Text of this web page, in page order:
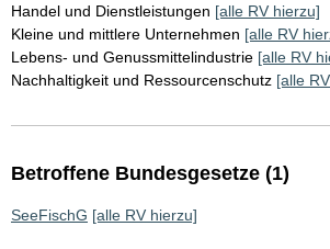
Handel und Dienstleistungen [alle RV hierzu]
Kleine und mittlere Unternehmen [alle RV
Lebens- und Genussmittelindustrie [alle RV
Nachhaltigkeit und Ressourcenschutz [alle
Betroffene Bundesgesetze (1)
SeeFischG [alle RV hierzu]